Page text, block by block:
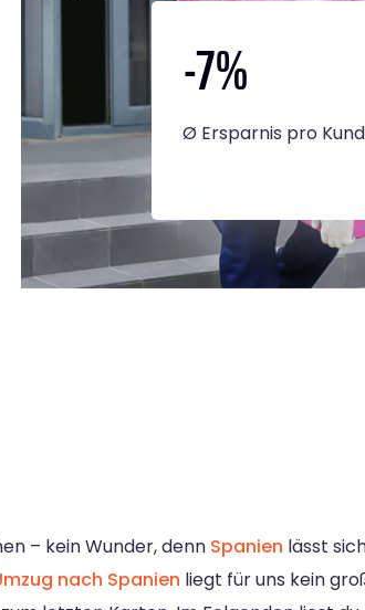
-7%
Ø Ersparnis pro
– kein Wunder, denn Spanien lässt
nach Spanien liegt für uns kein